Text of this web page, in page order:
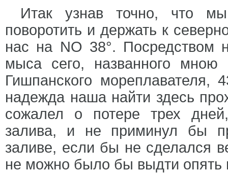
Итак узнав точно, что
поворотить и держать к
нас на NO 38°. Посредством
мыса сего, названного
Гишпанского мореплавателя,
надежда наша найти здесь
сожалел о потере трех
залива, и не приминул бы
заливе, если бы не сделался
не можно было бы выдти опять